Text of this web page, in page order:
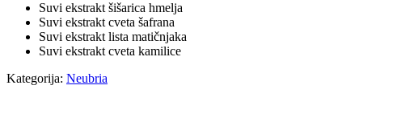
Suvi ekstrakt šišarica hmelja
Suvi ekstrakt cveta šafrana
Suvi ekstrakt lista matičnjaka
Suvi ekstrakt cveta kamilice
Kategorija: Neubria